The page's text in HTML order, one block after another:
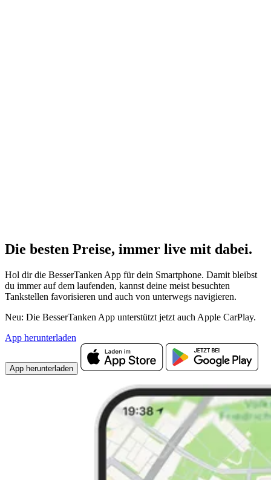
Die besten Preise, immer live mit dabei.
Hol dir die BesserTanken App für dein Smartphone. Damit bleibst
du immer auf dem laufenden, kannst deine meist besuchten
Tankstellen favorisieren und auch von unterwegs navigieren.
Neu: Die BesserTanken App unterstützt jetzt auch Apple CarPlay.
App herunterladen
App herunterladen